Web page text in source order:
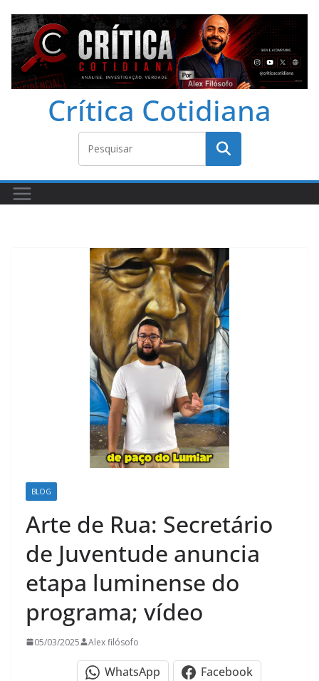
Crítica Cotidiana
BLOG
Arte de Rua: Secretário
de Juventude anuncia
etapa luminense do
programa; vídeo
05/03/2025 Alex filósofo
WhatsApp
Facebook